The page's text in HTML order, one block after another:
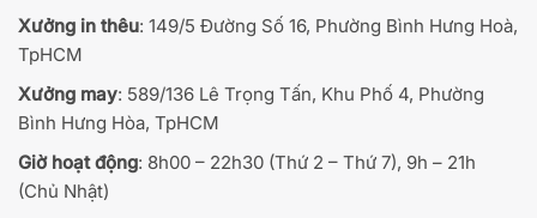
Xưởng in thêu: 149/5 Đường Số 16, Phường Bình Hưng Hoà,
TpHCM
Xưởng may: 589/136 Lê Trọng Tấn, Khu Phố 4, Phường
Bình Hưng Hòa, TpHCM
Giờ hoạt động: 8h00 – 22h30 (Thứ 2 – Thứ 7), 9h – 21h
(Chủ Nhật)